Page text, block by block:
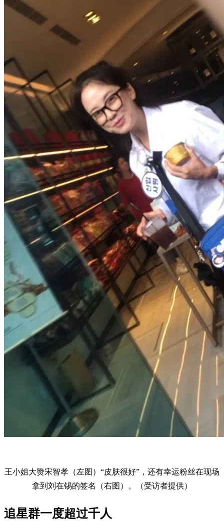
王小姐大赞宋智孝（左图）“皮肤很好”，还有幸运粉丝在现场
拿到刘在锡的签名（右图）。（受访者提供）
追星群一度超过千人